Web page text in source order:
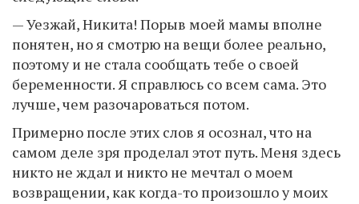
— Уезжай, Никита! Порыв моей мамы вполне
понятен, но я смотрю на вещи более реально,
поэтому и не стала сообщать тебе о своей
беременности. Я справлюсь со всем сама. Это
лучше, чем разочароваться потом.
Примерно после этих слов я осознал, что на
самом деле зря проделал этот путь. Меня здесь
никто не ждал и никто не мечтал о моем
возвращении, как когда-то произошло у моих